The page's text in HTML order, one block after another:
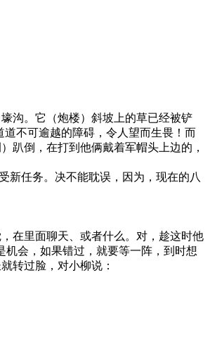
沟。它（炮楼）斜坡上的草已经被铲
不可逾越的障碍，令人望而生畏！而
趴倒，在打到他俩戴着军帽头上边的，
新任务。决不能耽误，因为，现在的八
在里面聊天、或者什么。对，趁这时他
会，如果错过，就要等一阵，到时想
转过脸，对小柳说：